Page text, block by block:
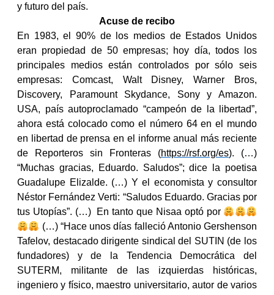
y futuro del país.
Acuse de recibo
En 1983, el 90% de los medios de Estados Unidos
eran propiedad de 50 empresas; hoy día, todos los
principales medios están controlados por sólo seis
empresas: Comcast, Walt Disney, Warner Bros,
Discovery, Paramount Skydance, Sony y Amazon.
USA, país autoproclamado “campeón de la libertad”,
ahora está colocado como el número 64 en el mundo
en libertad de prensa en el informe anual más reciente
de Reporteros sin Fronteras (https://rsf.org/es). (…)
“Muchas gracias, Eduardo. Saludos”; dice la poetisa
Guadalupe Elizalde. (…) Y el economista y consultor
Néstor Fernández Verti: “Saludos Eduardo. Gracias por
tus Utopías”. (…) En tanto que Nisaa optó por
(…) “Hace unos días falleció Antonio Gershenson
Tafelov, destacado dirigente sindical del SUTIN (de los
fundadores) y de la Tendencia Democrática del
SUTERM, militante de las izquierdas históricas,
ingeniero y físico, maestro universitario, autor de varios